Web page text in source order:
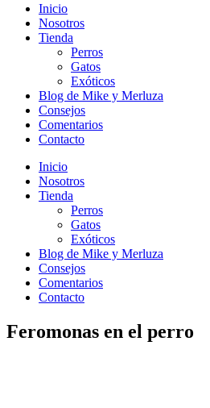
Inicio
Nosotros
Tienda
Perros
Gatos
Exóticos
Blog de Mike y Merluza
Consejos
Comentarios
Contacto
Inicio
Nosotros
Tienda
Perros
Gatos
Exóticos
Blog de Mike y Merluza
Consejos
Comentarios
Contacto
Feromonas en el perro